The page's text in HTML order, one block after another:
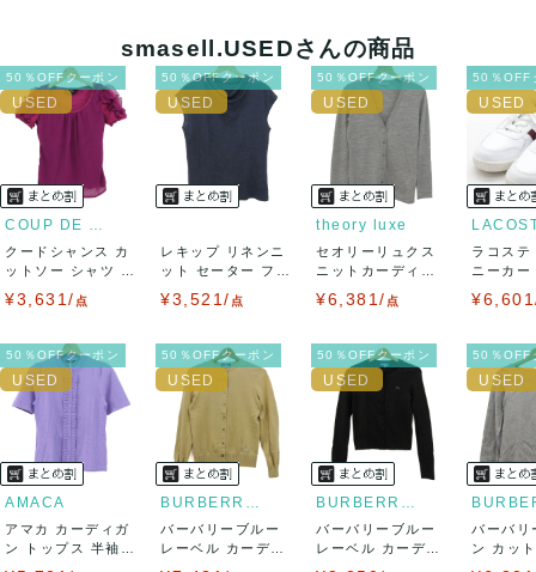
ネコポスの場合は日時指定ができませんので、ご了承下さい
ませ。
USED品に関しましては、見る方によって状態の価値観が異な
りますので、トラブルを避けるため、神経質な方や完璧な商
品を求められる方は御購入をお控えください。
また商品には細心の注意をはらっておりますが、何かござい
ましたら、レビュー記載前に必ずコメント欄よりご連絡お願
い致します。対応できることがあれば、誠意をもって対応致
します。
また並行輸入品もございますので、真贋方法などお答えでき
ない場合もございます。
smasell.USEDさんの商品
50％OFFクーポン
COUP DE CHANCE
クードシャンス カ
ットソー シャツ 半
¥3,631/ 点
50％OFFクーポン
レキップ リネンニ
ット セーター フレ
¥3,521/ 点
50％OFFクーポン
theory luxe
セオリーリュクス
ニットカーディガ
¥6,381/ 点
50％OFF
ラコステ
ニーカ
50％OFFクーポン
AMACA
アマカ カーディガ
ン トップス 半袖
50％OFFクーポン
BURBERRY BLUE LABEL
バーバリーブルー
レーベル カーディ
50％OFFクーポン
BURBERRY BLUE LABEL
バーバリーブルー
レーベル カーディ
50％OFF
バーバリ
ン カッ